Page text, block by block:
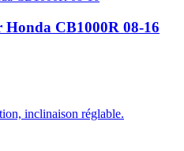
Honda CB1000R 08-16
inclinaison réglable.